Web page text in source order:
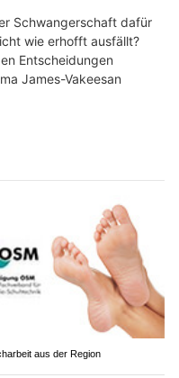
Schwangerschaft dafür
wie erhofft ausfällt?
Entscheidungen
James-Vakeesan
aus der Region